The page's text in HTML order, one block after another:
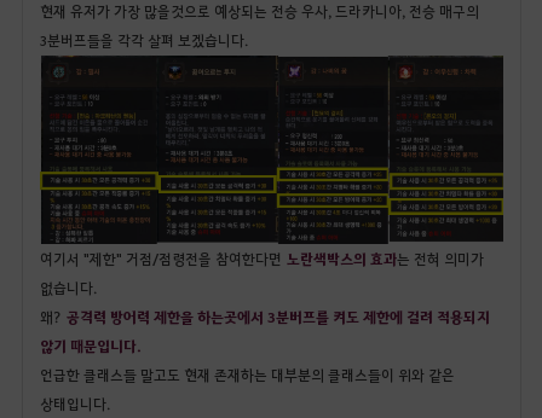
현재 유저가 가장 많을것으로 예상되는 전승 우사, 드라카니아, 전승 매구의
3분버프들을 각각 살펴 보겠습니다.
여기서 "제한" 거점/점령전을 참여한다면 노란색박스의 효과는 전혀 의미가
없습니다.
왜? 공격력 방어력 제한을 하는곳에서 3분버프를 켜도 제한에 걸려 적용되지
않기 때문입니다.
언급한 클래스들 말고도 현재 존재하는 대부분의 클래스들이 위와 같은
상태입니다.